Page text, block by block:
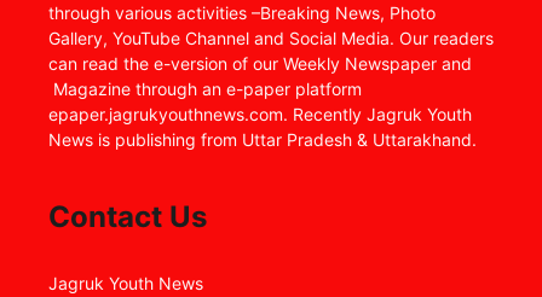
through various activities –Breaking News, Photo
Gallery, YouTube Channel and Social Media. Our readers
can read the e-version of our Weekly Newspaper and
Magazine through an e-paper platform
epaper.jagrukyouthnews.com. Recently Jagruk Youth
News is publishing from Uttar Pradesh & Uttarakhand.
Contact Us
Jagruk Youth News